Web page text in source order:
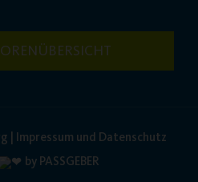
| Impressum und Datenschutz
by PASSGEBER